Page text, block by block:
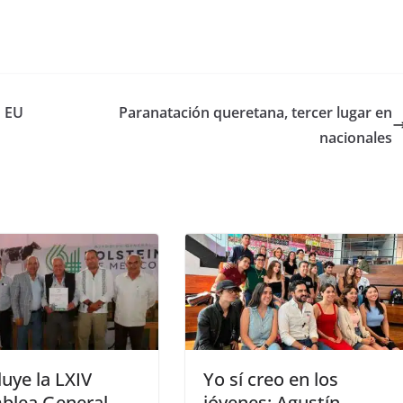
Paranatación queretana, tercer lugar en
nacionales
la LXIV
Yo sí creo en los